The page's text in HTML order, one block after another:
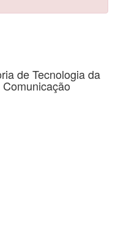
de Tecnologia da